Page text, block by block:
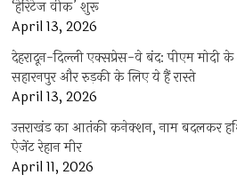
‘हेरिटेज वीक’ शुरू
April 13, 2026
देहरादून-दिल्ली एक्सप्रेस-वे बंद: पीएम मोदी के
सहारनपुर और रुड़की के लिए ये हैं रास्ते
April 13, 2026
उत्तराखंड का आतंकी कनेक्शन, नाम बदलकर
ऐजेंट रेहान मीर
April 11, 2026